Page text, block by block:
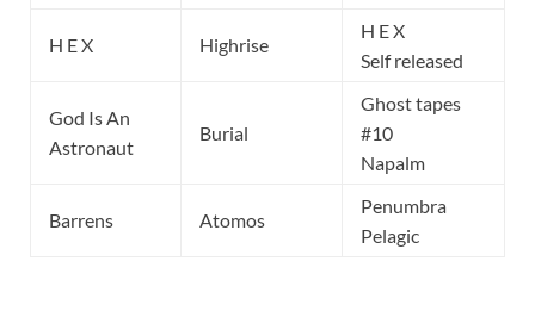
H E X Highrise
H E X
Self released
God Is An
Astronaut
Burial
Ghost tapes
#10
Napalm
Barrens Atomos
Penumbra
Pelagic